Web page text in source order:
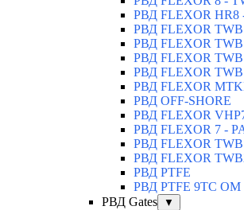
РВД FLEXOR HR8
РВД FLEXOR
РВД FLEXOR
РВД FLEXOR
РВД FLEXOR
РВД FLEXOR
РВД OFF-SHORE
РВД FLEXOR
РВД FLEXOR 7 -
РВД FLEXOR
РВД FLEXOR
РВД PTFE
РВД PTFE 9TC OM
РВД Gates
▼